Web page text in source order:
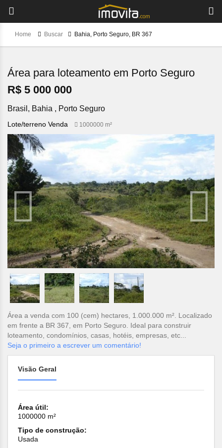
Home Buscar Bahia, Porto Seguro, BR 367
Área para loteamento em Porto Seguro
R$ 5 000 000
Brasil, Bahia , Porto Seguro
Lote/terreno Venda 1000000 m²
Área a venda com 100 (cem) hectares, 1.000.000 m². Localizado
em frente a BR 367, em Porto Seguro. Ideal para construir
loteamento, condomínios, casas, hotéis, empresas, etc...
Seja o primeiro a escrever um comentário!
Visão Geral
Área útil:
1000000 m²
Tipo de construção:
Usada